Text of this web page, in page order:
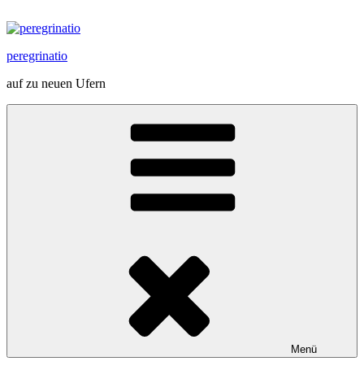
Inhalt
peregrinatio
auf zu neuen Ufern
Menü